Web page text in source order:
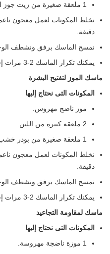
1 ملعقة صغيرة من زيت جوز الهند.
دقيقة.
نمسح الماسك برفق ونشطف الوجه
يمكنك تكرار الماسك 2-3 مرات إسبوعيًا.
ماسك الموز لتفتيح البشرة
المكونات التى نحتاج إليها
موز ناضج مهروس.
2 ملعقة كبيرة من اللبن.
1 ملعقة صغيرة من بودر خشب الصندل.
دقيقة.
نمسح الماسك برفق ونشطف الوجه
يمكنك تكرار الماسك 2-3 مرات إسبوعيًا.
ماسك لمقاومة التجاعيد
المكونات التى نحتاج إليها
1 موزة ناضجة مهروسة.